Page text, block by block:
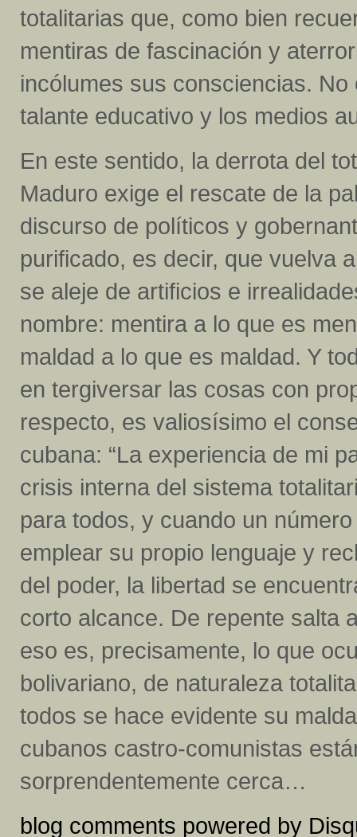
totalitarias que, como bien
mentiras de fascinación y
incólumes sus consciencias.
talante educativo y los medios
En este sentido, la derrota del
Maduro exige el rescate de la
discurso de políticos y
purificado, es decir, que vuelva
se aleje de artificios e
nombre: mentira a lo que es
maldad a lo que es maldad. Y
en tergiversar las cosas con
respecto, es valiosísimo el
cubana: “La experiencia de mi
crisis interna del sistema
para todos, y cuando un
emplear su propio lenguaje y
del poder, la libertad se
corto alcance. De repente salta
eso es, precisamente, lo que
bolivariano, de naturaleza
todos se hace evidente su
cubanos castro-comunistas
sorprendentemente cerca…
blog comments powered by